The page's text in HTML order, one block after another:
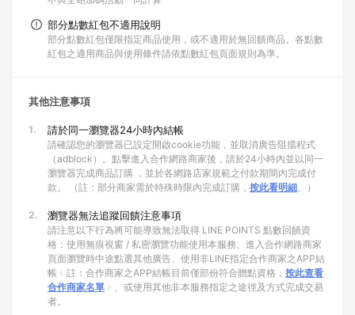
部分點數紅包不適用說明
部分點數紅包僅限指定商品使用，或不適用於無回饋商品。各點數
紅包之適用商品與使用條件請依點數紅包頁面規則為準。
其他注意事項
1. 請於同一瀏覽器24小時內結帳
請確認您的瀏覽器已設定開啟cookie功能，並取消廣告阻擋程式
（adblock）。點擊進入合作網路商家後，請於24小時內並以同一
瀏覽器完成商品訂購 ，並於各網路店家規範之付款期間內完成付
款。 （註：部分商家需於特殊時限內完成訂購， 按此看明細。）
2. 瀏覽器無法追蹤回饋注意事項
請注意以下行為將可能導致無法取得 LINE POINTS 點數回饋資
格：使用無痕視窗 / 私密瀏覽功能使用本服務、進入合作網路商家
頁面瀏覽時中途點選其他廣告、使用非LINE指定合作商家之APP結
帳﹙註：合作商家之APP結帳目前僅部份符合贈點資格， 按此查看
合作商家名單 ﹚、或使用其他非本服務指定之途徑及方式完成交易
者。